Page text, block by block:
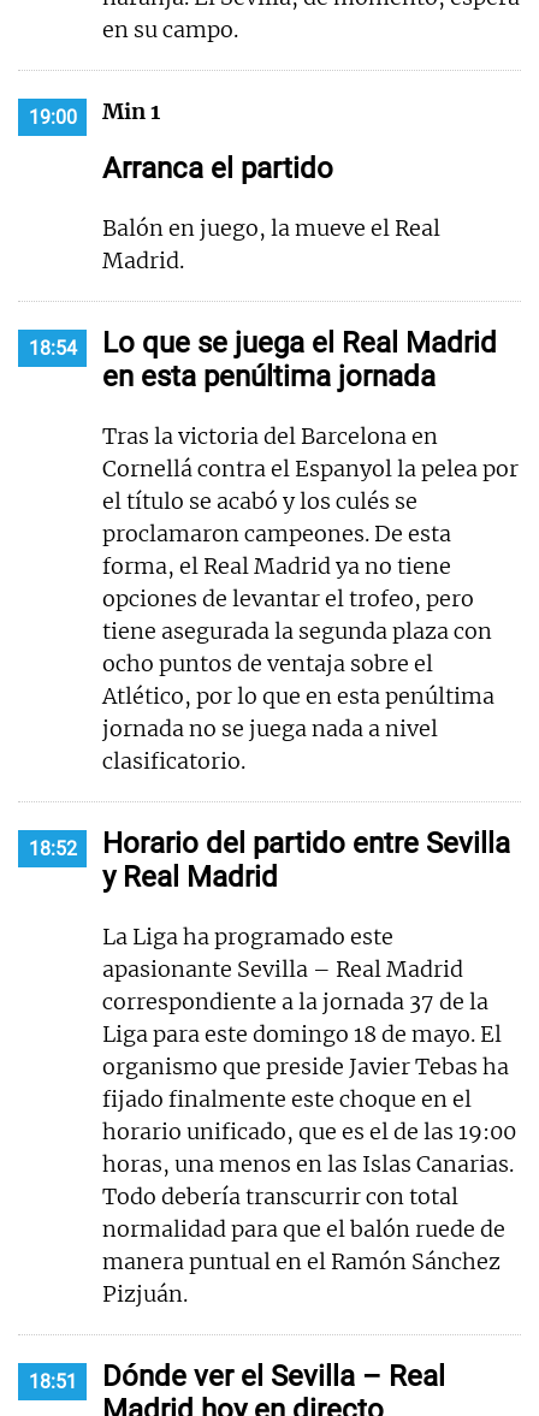
en su campo.
19:00 Min 1
Arranca el partido
Balón en juego, la mueve el Real
Madrid.
18:54
Lo que se juega el Real Madrid
en esta penúltima jornada
Tras la victoria del Barcelona en
Cornellá contra el Espanyol la pelea por
el título se acabó y los culés se
proclamaron campeones. De esta
forma, el Real Madrid ya no tiene
opciones de levantar el trofeo, pero
tiene asegurada la segunda plaza con
ocho puntos de ventaja sobre el
Atlético, por lo que en esta penúltima
jornada no se juega nada a nivel
clasificatorio.
18:52
Horario del partido entre Sevilla
y Real Madrid
La Liga ha programado este
apasionante Sevilla – Real Madrid
correspondiente a la jornada 37 de la
Liga para este domingo 18 de mayo. El
organismo que preside Javier Tebas ha
fijado finalmente este choque en el
horario unificado, que es el de las 19:00
horas, una menos en las Islas Canarias.
Todo debería transcurrir con total
normalidad para que el balón ruede de
manera puntual en el Ramón Sánchez
Pizjuán.
18:51
Dónde ver el Sevilla – Real